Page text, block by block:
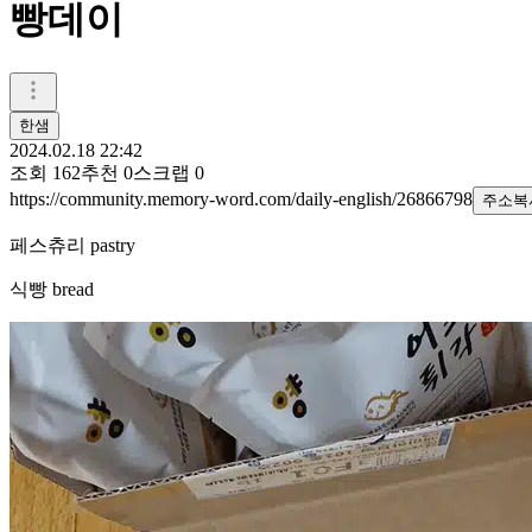
빵데이
한샘
2024.02.18 22:42
조회 162추천 0스크랩 0
https://community.memory-word.com/daily-english/26866798 주소복
페스츄리 pastry
식빵 bread